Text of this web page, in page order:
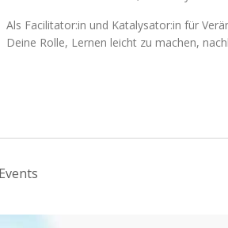
Als Facilitator:in und Katalysator:in für
Deine Rolle, Lernen leicht zu machen,
Events